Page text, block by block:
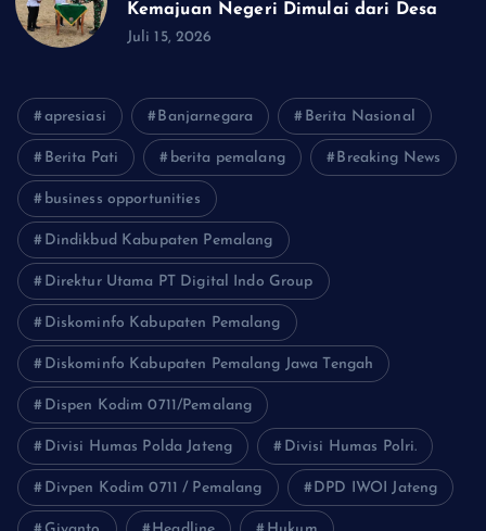
Kemajuan Negeri Dimulai dari Desa
Juli 15, 2026
apresiasi Banjarnegara Berita Nasional
Berita Pati berita pemalang Breaking News
business opportunities
Dindikbud Kabupaten Pemalang
Direktur Utama PT Digital Indo Group
Diskominfo Kabupaten Pemalang
Diskominfo Kabupaten Pemalang Jawa Tengah
Dispen Kodim 0711/Pemalang
Divisi Humas Polda Jateng Divisi Humas Polri.
Divpen Kodim 0711 / Pemalang DPD IWOI Jateng